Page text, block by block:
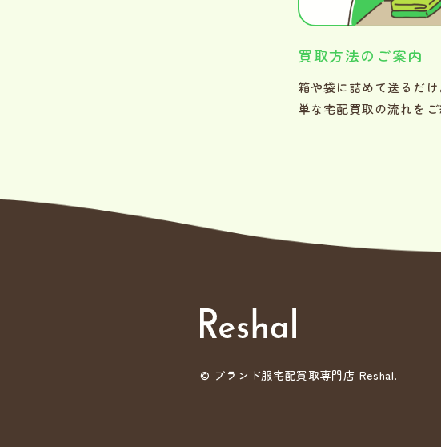
買取方法のご案内
箱や袋に詰めて送るだ
単な宅配買取の流れをご
© ブランド服宅配買取専門店 Reshal.